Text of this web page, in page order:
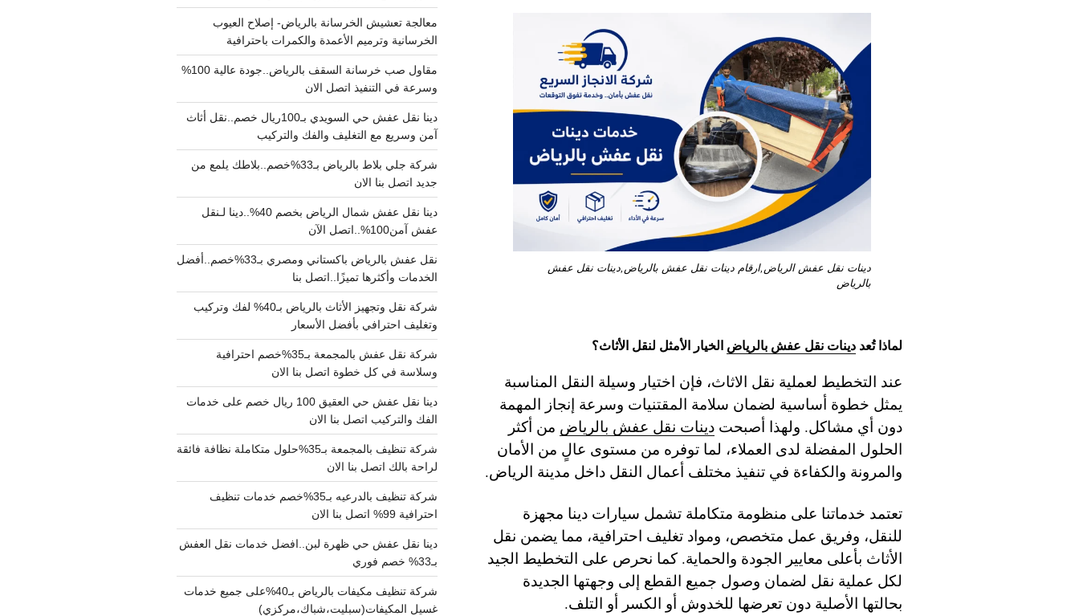
دينات نقل عفش الرياض,ارقام دينات نقل عفش بالرياض,دينات نقل عفش
بالرياض
لماذا تُعد دينات نقل عفش بالرياض الخيار الأمثل لنقل الأثاث؟
عند التخطيط لعملية نقل الاثاث، فإن اختيار وسيلة النقل المناسبة
يمثل خطوة أساسية لضمان سلامة المقتنيات وسرعة إنجاز المهمة
دون أي مشاكل. ولهذا أصبحت دينات نقل عفش بالرياض من أكثر
الحلول المفضلة لدى العملاء، لما توفره من مستوى عالٍ من الأمان
والمرونة والكفاءة في تنفيذ مختلف أعمال النقل داخل مدينة الرياض.
تعتمد خدماتنا على منظومة متكاملة تشمل سيارات دينا مجهزة
للنقل، وفريق عمل متخصص، ومواد تغليف احترافية، مما يضمن نقل
الأثاث بأعلى معايير الجودة والحماية. كما نحرص على التخطيط الجيد
لكل عملية نقل لضمان وصول جميع القطع إلى وجهتها الجديدة
بحالتها الأصلية دون تعرضها للخدوش أو الكسر أو التلف.
معالجة تعشيش الخرسانة بالرياض- إصلاح العيوب
الخرسانية وترميم الأعمدة والكمرات باحترافية
مقاول صب خرسانة السقف بالرياض..جودة عالية 100%
وسرعة في التنفيذ اتصل الان
دينا نقل عفش حي السويدي بـ100ريال خصم..نقل أثاث
آمن وسريع مع التغليف والفك والتركيب
شركة جلي بلاط بالرياض بـ33%خصم..بلاطك يلمع من
جديد اتصل بنا الان
دينا نقل عفش شمال الرياض بخصم 40%..دينا لـنقل
عفش آمن100%..اتصل الآن
نقل عفش بالرياض باكستاني ومصري بـ33%خصم..أفضل
الخدمات وأكثرها تميزًا..اتصل بنا
شركة نقل وتجهيز الأثاث بالرياض بـ40% لفك وتركيب
وتغليف احترافي بأفضل الأسعار
شركة نقل عفش بالمجمعة بـ35%خصم احترافية
وسلاسة في كل خطوة اتصل بنا الان
دينا نقل عفش حي العقيق 100 ريال خصم على خدمات
الفك والتركيب اتصل بنا الان
شركة تنظيف بالمجمعة بـ35%حلول متكاملة نظافة فائقة
لراحة بالك اتصل بنا الان
شركة تنظيف بالدرعيه بـ35%خصم خدمات تنظيف
احترافية 99% اتصل بنا الان
دينا نقل عفش حي ظهرة لبن..افضل خدمات نقل العفش
بـ33% خصم فوري
شركة تنظيف مكيفات بالرياض بـ40%على جميع خدمات
غسيل المكيفات(سبليت،شباك،مركزي)